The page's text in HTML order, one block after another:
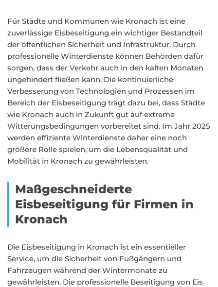
Für Städte und Kommunen wie Kronach ist eine
zuverlässige Eisbeseitigung ein wichtiger Bestandteil
der öffentlichen Sicherheit und Infrastruktur. Durch
professionelle Winterdienste können Behörden dafür
sorgen, dass der Verkehr auch in den kalten Monaten
ungehindert fließen kann. Die kontinuierliche
Verbesserung von Technologien und Prozessen im
Bereich der Eisbeseitigung trägt dazu bei, dass Städte
wie Kronach auch in Zukunft gut auf extreme
Witterungsbedingungen vorbereitet sind. Im Jahr 2025
werden effiziente Winterdienste daher eine noch
größere Rolle spielen, um die Lebensqualität und
Mobilität in Kronach zu gewährleisten.
Maßgeschneiderte
Eisbeseitigung für Firmen in
Kronach
Die Eisbeseitigung in Kronach ist ein essentieller
Service, um die Sicherheit von Fußgängern und
Fahrzeugen während der Wintermonate zu
gewährleisten. Die professionelle Beseitigung von Eis